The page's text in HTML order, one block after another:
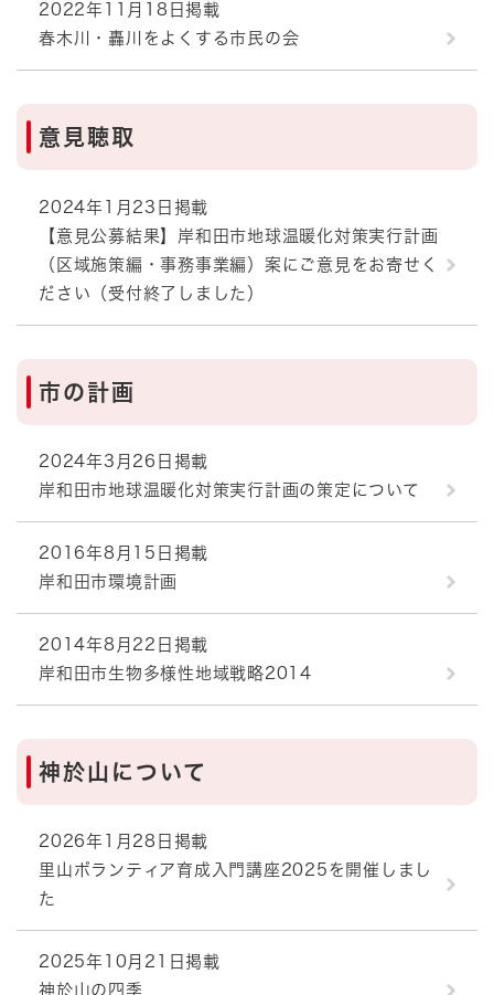
2022年11月18日掲載
春木川・轟川をよくする市民の会
意見聴取
2024年1月23日掲載
【意見公募結果】岸和田市地球温暖化対策実行計画
（区域施策編・事務事業編）案にご意見をお寄せく
ださい（受付終了しました）
市の計画
2024年3月26日掲載
岸和田市地球温暖化対策実行計画の策定について
2016年8月15日掲載
岸和田市環境計画
2014年8月22日掲載
岸和田市生物多様性地域戦略2014
神於山について
2026年1月28日掲載
里山ボランティア育成入門講座2025を開催しまし
た
2025年10月21日掲載
神於山の四季